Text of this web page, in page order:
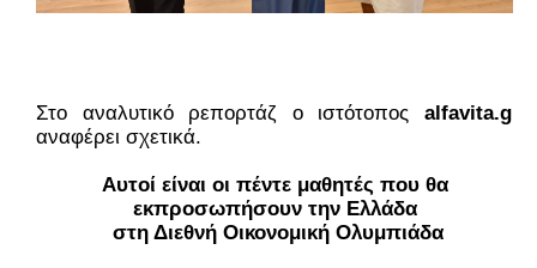
Στο αναλυτικό ρεπορτάζ ο ιστότοπος
αναφέρει σχετικά.
Αυτοί είναι οι πέντε μαθητές που θα
εκπροσωπήσουν την Ελλάδα
στη Διεθνή Οικονομική Ολυμπιάδα